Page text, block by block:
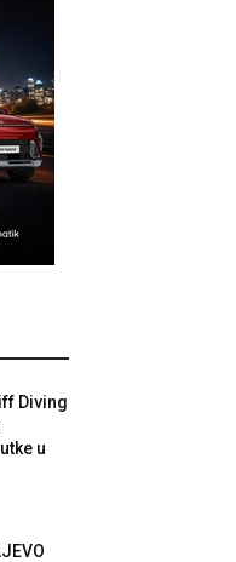
Diving
u